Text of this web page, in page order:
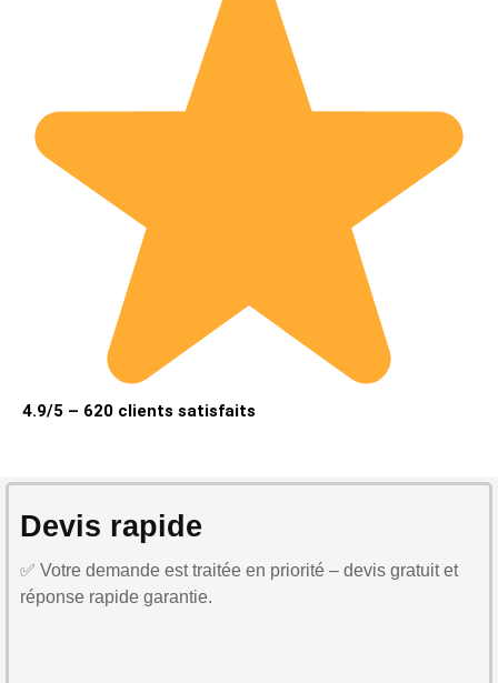
4.9/5 – 620 clients satisfaits
Devis rapide
✅ Votre demande est traitée en priorité – devis gratuit et
réponse rapide garantie.